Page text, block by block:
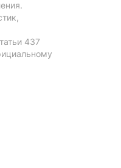
437